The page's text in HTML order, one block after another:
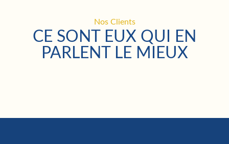
Nos Clients
CE SONT EUX QUI EN
PARLENT LE MIEUX